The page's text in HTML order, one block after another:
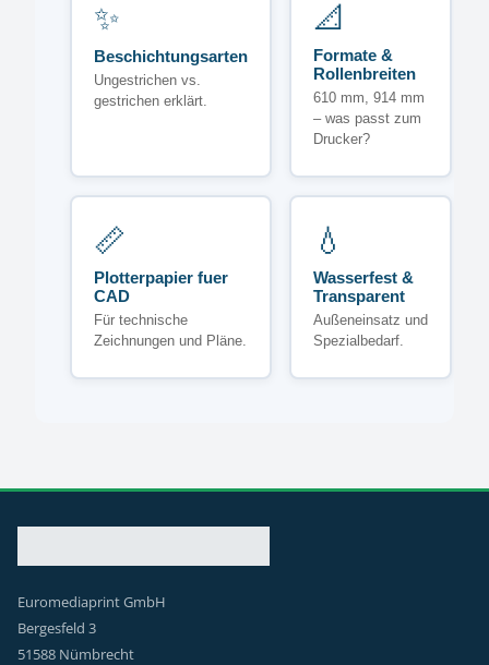
✨
Beschichtungsarten
Ungestrichen vs.
gestrichen erklärt.
📐
Formate &
Rollenbreiten
610 mm, 914 mm
– was passt zum
Drucker?
📏
Plotterpapier fuer
CAD
Für technische
Zeichnungen und Pläne.
💧
Wasserfest &
Transparent
Außeneinsatz und
Spezialbedarf.
Euromediaprint GmbH
Bergesfeld 3
51588 Nümbrecht